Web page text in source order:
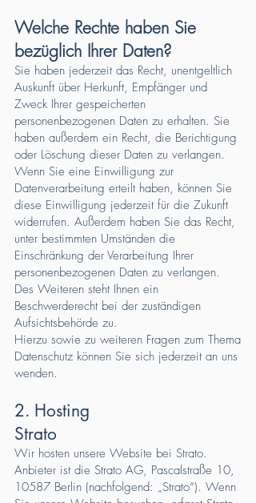
Welche Rechte haben Sie
bezüglich Ihrer Daten?
Sie haben jederzeit das Recht, unentgeltlich
Auskunft über Herkunft, Empfänger und
Zweck Ihrer gespeicherten
personenbezogenen Daten zu erhalten. Sie
haben außerdem ein Recht, die Berichtigung
oder Löschung dieser Daten zu verlangen.
Wenn Sie eine Einwilligung zur
Datenverarbeitung erteilt haben, können Sie
diese Einwilligung jederzeit für die Zukunft
widerrufen. Außerdem haben Sie das Recht,
unter bestimmten Umständen die
Einschränkung der Verarbeitung Ihrer
personenbezogenen Daten zu verlangen.
Des Weiteren steht Ihnen ein
Beschwerderecht bei der zuständigen
Aufsichtsbehörde zu.
Hierzu sowie zu weiteren Fragen zum Thema
Datenschutz können Sie sich jederzeit an uns
wenden.
2. Hosting
Strato
Wir hosten unsere Website bei Strato.
Anbieter ist die Strato AG, Pascalstraße 10,
10587 Berlin (nachfolgend: „Strato“). Wenn